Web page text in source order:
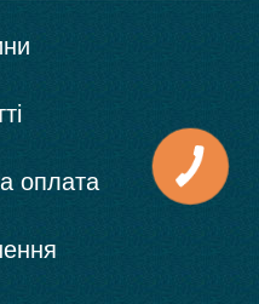
оплата